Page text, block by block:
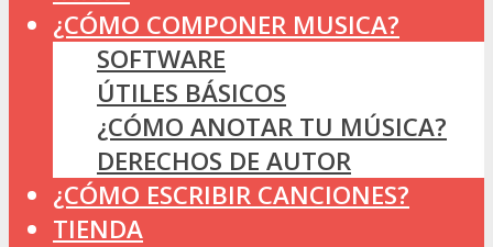
¿CÓMO COMPONER MUSICA?
SOFTWARE
ÚTILES BÁSICOS
¿CÓMO ANOTAR TU MÚSICA?
DERECHOS DE AUTOR
¿CÓMO ESCRIBIR CANCIONES?
TIENDA